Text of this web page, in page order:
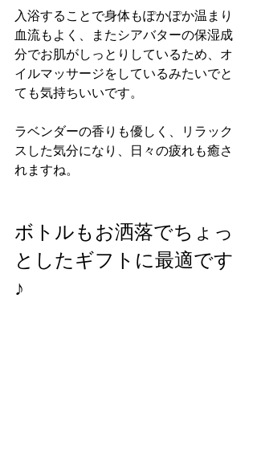
入浴することで身体もぽかぽか温まり
血流もよく、またシアバターの保湿成
分でお肌がしっとりしているため、オ
イルマッサージをしているみたいでと
ても気持ちいいです。
ラベンダーの香りも優しく、リラック
スした気分になり、日々の疲れも癒さ
れますね。
ボトルもお洒落でちょっ
としたギフトに最適です
♪